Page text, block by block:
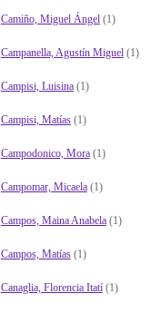
Camiño, Miguel Ángel(1)
Campanella, Agustín Miguel(1)
Campisi, Luisina(1)
Campisi, Matías(1)
Campodonico, Mora(1)
Campomar, Micaela(1)
Campos, Maina Anabela(1)
Campos, Matías(1)
Canaglia, Florencia Itatí(1)